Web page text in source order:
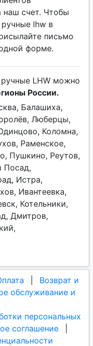
наш счет. Чтобы
ручные lhw в
письмо
форме.
ручные LHW можно
России.
Балашиха,
Люберцы,
Коломна,
Раменское,
Пушкино, Реутов,
Посад,
Истра,
Ивантеевка,
Котельники,
Дмитров,
Возврат и
обслуживание и
персональных
соглашение